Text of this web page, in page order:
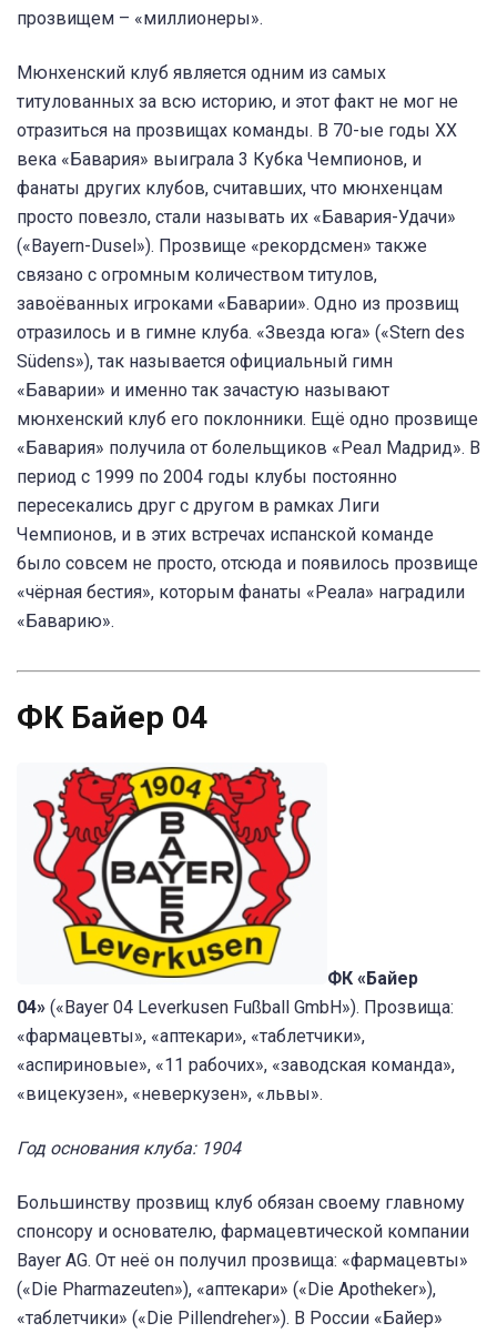
прозвищем – «миллионеры».
Мюнхенский клуб является одним из самых
титулованных за всю историю, и этот факт не мог не
отразиться на прозвищах команды. В 70-ые годы XX
века «Бавария» выиграла 3 Кубка Чемпионов, и
фанаты других клубов, считавших, что мюнхенцам
просто повезло, стали называть их «Бавария-Удачи»
(«Bayern-Dusel»). Прозвище «рекордсмен» также
связано с огромным количеством титулов,
завоёванных игроками «Баварии». Одно из прозвищ
отразилось и в гимне клуба. «Звезда юга» («Stern des
Südens»), так называется официальный гимн
«Баварии» и именно так зачастую называют
мюнхенский клуб его поклонники. Ещё одно прозвище
«Бавария» получила от болельщиков «Реал Мадрид». В
период с 1999 по 2004 годы клубы постоянно
пересекались друг с другом в рамках Лиги
Чемпионов, и в этих встречах испанской команде
было совсем не просто, отсюда и появилось прозвище
«чёрная бестия», которым фанаты «Реала» наградили
«Баварию».
ФК Байер 04
ФК «Байер
04» («Bayer 04 Leverkusen Fußball GmbH»). Прозвища:
«фармацевты», «аптекари», «таблетчики»,
«аспириновые», «11 рабочих», «заводская команда»,
«вицекузен», «неверкузен», «львы».
Год основания клуба: 1904
Большинству прозвищ клуб обязан своему главному
спонсору и основателю, фармацевтической компании
Bayer AG. От неё он получил прозвища: «фармацевты»
(«Die Pharmazeuten»), «аптекари» («Die Apotheker»),
«таблетчики» («Die Pillendreher»). В России «Байер»